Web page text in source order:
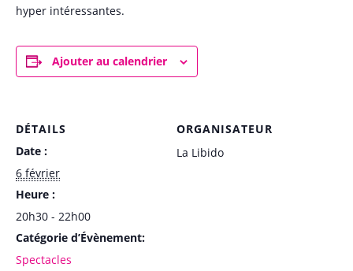
hyper intéressantes.
Ajouter au calendrier
DÉTAILS
Date :
6 février
Heure :
20h30 - 22h00
Catégorie d’Évènement:
Spectacles
ORGANISATEUR
La Libido